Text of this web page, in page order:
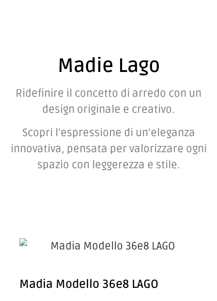
Madie Lago
Ridefinire il concetto di arredo con un
design originale e creativo.
Scopri l’espressione di un’eleganza
innovativa, pensata per valorizzare ogni
spazio con leggerezza e stile.
Madia Modello 36e8 LAGO